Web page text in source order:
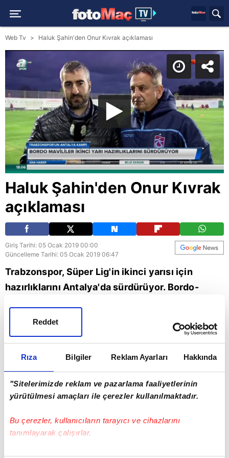
Rıza Bilgiler Reklam Ayarları Hakkında
"Sitelerimizde reklam ve pazarlama faaliyetlerinin
yürütülmesi amaçları ile çerezler kullanılmaktadır.
Bu çerezler, kullanıcıların tarayıcı ve cihazlarını
tanımlayarak çalışırlar.
Reddet
Web Tv Haluk Şahin'den Onur Kıvrak açıklaması
Haluk Şahin'den Onur Kıvrak
açıklaması
Giriş Tarihi: 05 Ocak 2019 00:00
Güncelleme Tarihi: 05 Ocak 2019 06:47
Trabzonspor, Süper Lig'in ikinci yarısı için
hazırlıklarını Antalya'da sürdürüyor. Bordo-
A Spor'a özel açıklamalarda bulundu.
Spor Trabzonspor